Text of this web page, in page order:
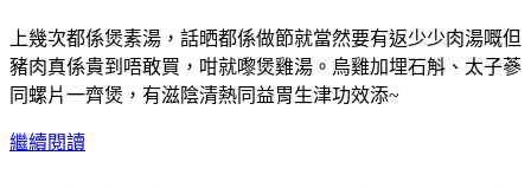
上幾次都係煲素湯，話晒都係做節就當然要有返少少肉湯嘅但
豬肉真係貴到唔敢買，咁就嚟煲雞湯。烏雞加埋石斛、太子蔘
同螺片一齊煲，有滋陰清熱同益胃生津功效添~
繼續閱讀